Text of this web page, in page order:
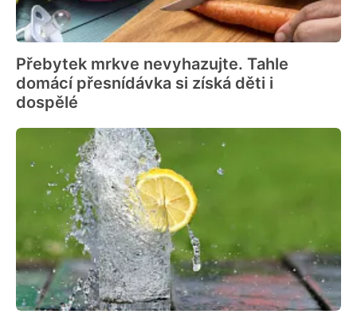
Přebytek mrkve nevyhazujte. Tahle
domácí přesnídávka si získá děti i
dospělé